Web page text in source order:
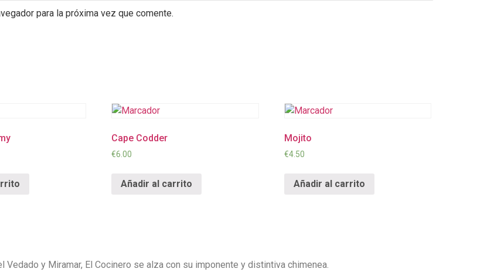
para la próxima vez que comente.
Cape Codder
€6.00
Añadir al carrito
Mojito
€4.50
Añadir al carrito
y Miramar, El Cocinero se alza con su imponente y distintiva chimenea.